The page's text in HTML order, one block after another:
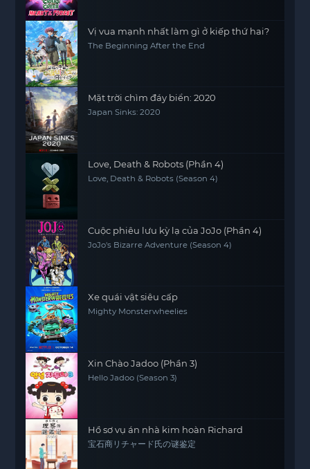
Vị vua mạnh nhất làm gì ở kiếp thứ hai?
The Beginning After the End
Mặt trời chìm đáy biển: 2020
Japan Sinks: 2020
Love, Death & Robots (Phần 4)
Love, Death & Robots (Season 4)
Cuộc phiêu lưu kỳ lạ của JoJo (Phần 4)
JoJo's Bizarre Adventure (Season 4)
Xe quái vật siêu cấp
Mighty Monsterwheelies
Xin Chào Jadoo (Phần 3)
Hello Jadoo (Season 3)
Hồ sơ vụ án nhà kim hoàn Richard
宝石商リチャード氏の谜鉴定